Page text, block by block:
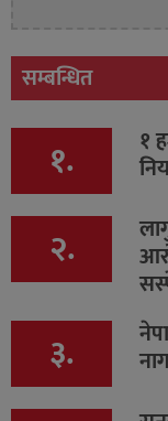
सम्बन्धित
१. १
२.
३.